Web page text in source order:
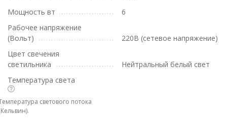
Мощность вт
6
Рабочее напряжение
(Вольт)
220В (сетевое напряжение)
Цвет свечения
светильника
Нейтральный белый свет
Температура света
светового потока